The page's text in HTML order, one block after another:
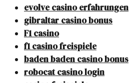
evolve casino erfahrungen
gibraltar casino bonus
F1 casino
f1 casino freispiele
baden baden casino bonus
robocat casino login